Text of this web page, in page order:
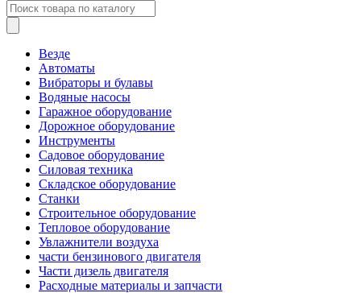
Везде
Автоматы
Вибраторы и булавы
Водяные насосы
Гаражное оборудование
Дорожное оборудование
Инструменты
Садовое оборудование
Силовая техника
Складское оборудование
Станки
Строительное оборудование
Тепловое оборудование
Увлажнители воздуха
части бензинового двигателя
Части дизель двигателя
Расходные материалы и запчасти